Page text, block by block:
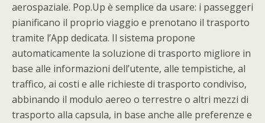
aerospaziale. Pop.Up è semplice da usare: i passeggeri
pianificano il proprio viaggio e prenotano il trasporto
tramite l’App dedicata. Il sistema propone
automaticamente la soluzione di trasporto migliore in
base alle informazioni dell’utente, alle tempistiche, al
traffico, ai costi e alle richieste di trasporto condiviso,
abbinando il modulo aereo o terrestre o altri mezzi di
trasporto alla capsula, in base anche alle preferenze e